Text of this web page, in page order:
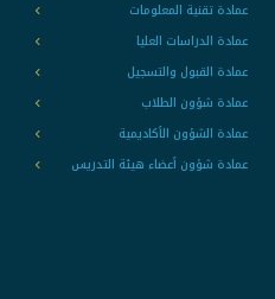
عمادة تقنية المعلومات
عمادة الدراسات العليا
عمادة القبول والتسجيل
عمادة شؤون الطلاب
عمادة الشؤون الأكاديمية
عمادة شؤون أعضاء هيئة التدريس